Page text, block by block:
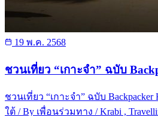
19 พ.ค. 2568
ชวนเที่ยว “เกาะจำ” ฉบับ
ชวนเที่ยว “เกาะจำ” ฉบับ
ใต้ / By เพื่อนร่วมทาง / Krabi ,